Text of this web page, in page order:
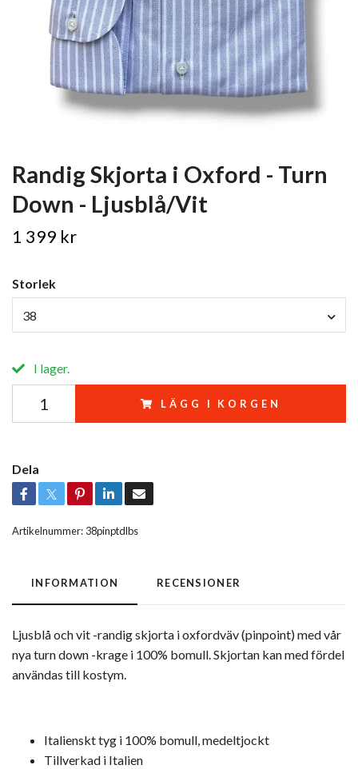
Randig Skjorta i Oxford - Turn
Down - Ljusblå/Vit
1 399 kr
Storlek
38
I lager.
LÄGG I KORGEN
Dela
Artikelnummer: 38pinptdlbs
INFORMATION RECENSIONER
Ljusblå och vit -randig skjorta i oxfordväv (pinpoint) med vår
nya turn down -krage i 100% bomull. Skjortan kan med fördel
användas till kostym.
Italienskt tyg i 100% bomull, medeltjockt
Tillverkad i Italien